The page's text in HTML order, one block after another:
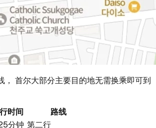
， 首尔大部分主要目的地无需换乘即可到
时间
路线
分钟 第二行